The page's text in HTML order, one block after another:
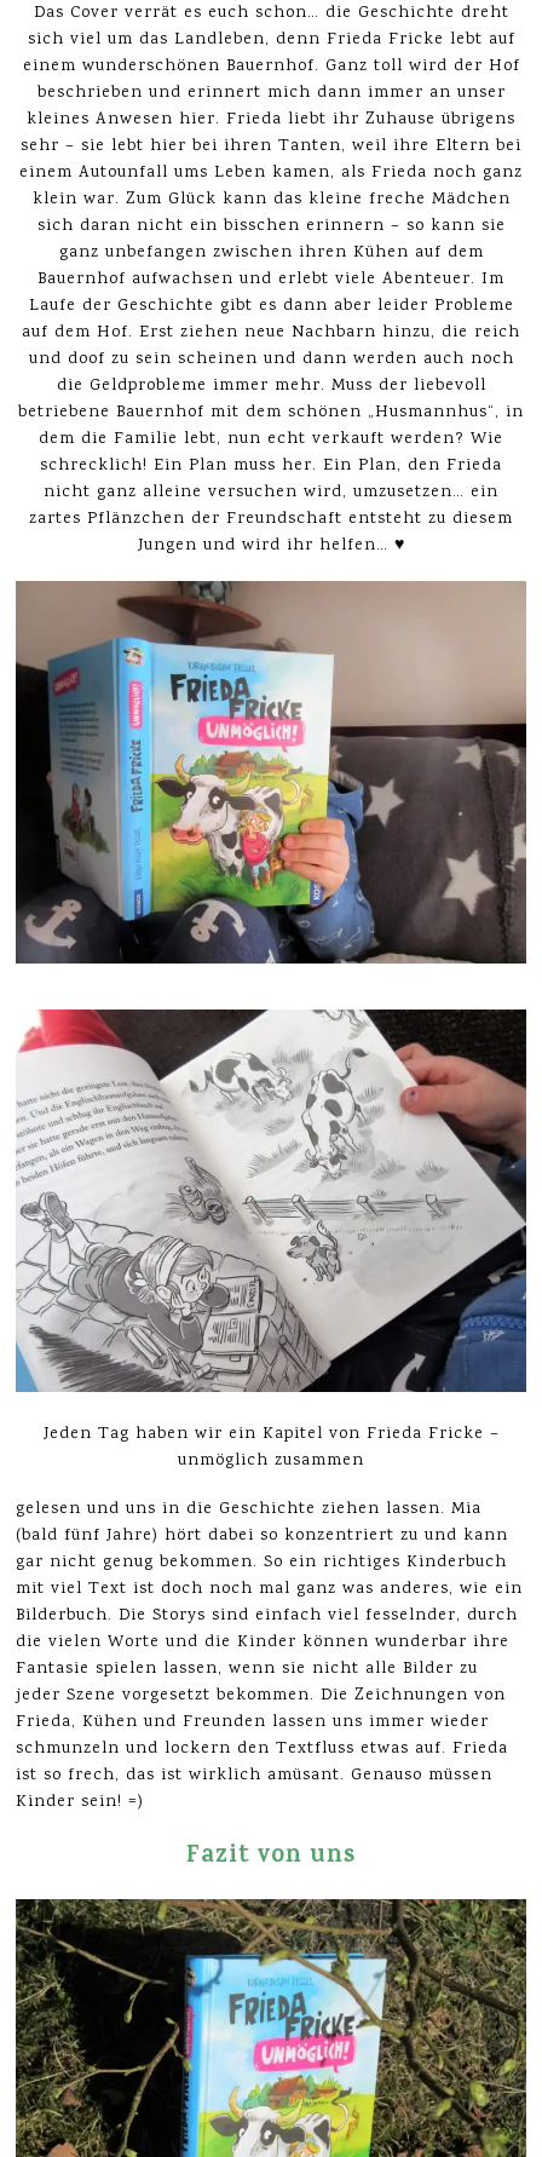
Das Cover verrät es euch schon… die Geschichte dreht
sich viel um das Landleben, denn Frieda Fricke lebt auf
einem wunderschönen Bauernhof. Ganz toll wird der Hof
beschrieben und erinnert mich dann immer an unser
kleines Anwesen hier. Frieda liebt ihr Zuhause übrigens
sehr – sie lebt hier bei ihren Tanten, weil ihre Eltern bei
einem Autounfall ums Leben kamen, als Frieda noch ganz
klein war. Zum Glück kann das kleine freche Mädchen
sich daran nicht ein bisschen erinnern – so kann sie
ganz unbefangen zwischen ihren Kühen auf dem
Bauernhof aufwachsen und erlebt viele Abenteuer. Im
Laufe der Geschichte gibt es dann aber leider Probleme
auf dem Hof. Erst ziehen neue Nachbarn hinzu, die reich
und doof zu sein scheinen und dann werden auch noch
die Geldprobleme immer mehr. Muss der liebevoll
betriebene Bauernhof mit dem schönen „Husmannhus“, in
dem die Familie lebt, nun echt verkauft werden? Wie
schrecklich! Ein Plan muss her. Ein Plan, den Frieda
nicht ganz alleine versuchen wird, umzusetzen… ein
zartes Pflänzchen der Freundschaft entsteht zu diesem
Jungen und wird ihr helfen… ♥
Jeden Tag haben wir ein Kapitel von Frieda Fricke –
unmöglich zusammen
gelesen und uns in die Geschichte ziehen lassen. Mia
(bald fünf Jahre) hört dabei so konzentriert zu und kann
gar nicht genug bekommen. So ein richtiges Kinderbuch
mit viel Text ist doch noch mal ganz was anderes, wie ein
Bilderbuch. Die Storys sind einfach viel fesselnder, durch
die vielen Worte und die Kinder können wunderbar ihre
Fantasie spielen lassen, wenn sie nicht alle Bilder zu
jeder Szene vorgesetzt bekommen. Die Zeichnungen von
Frieda, Kühen und Freunden lassen uns immer wieder
schmunzeln und lockern den Textfluss etwas auf. Frieda
ist so frech, das ist wirklich amüsant. Genauso müssen
Kinder sein! =)
Fazit von uns